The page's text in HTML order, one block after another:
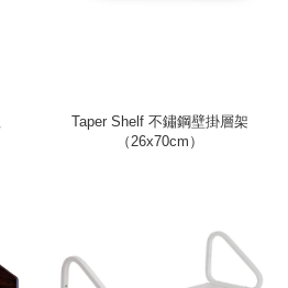
Taper Shelf 不鏽鋼壁掛層架
（26x70cm）